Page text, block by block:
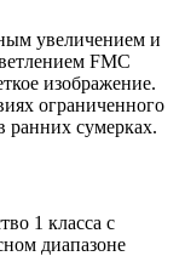
увеличением и
FMC
изображение.
ограниченного
ранних сумерках.
1 класса с
диапазоне